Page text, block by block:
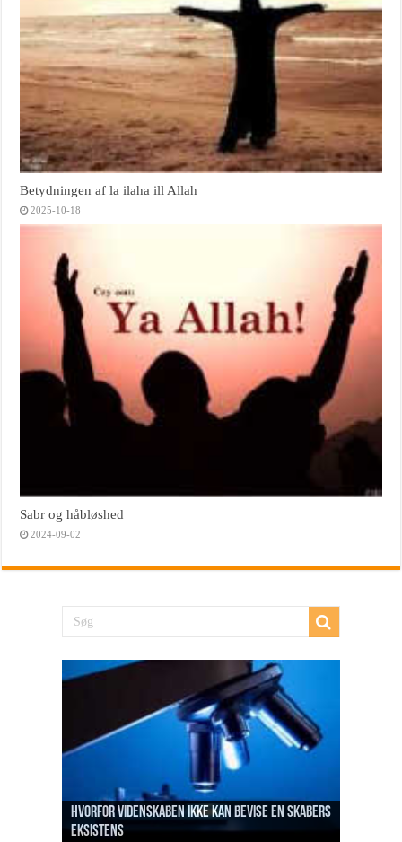
Betydningen af la ilaha ill Allah
2025-10-18
Sabr og håbløshed
2024-09-02
Hvorfor videnskaben ikke kan bevise en Skabers
eksistens
Profetens formål med da’wah i Mekkah
Betydningen af la ilaha ill Allah
Sabr og håbløshed
Hvem skabte så skaberen?